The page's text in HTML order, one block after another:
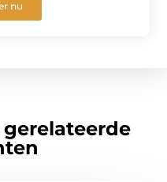
nu
gerelateerde